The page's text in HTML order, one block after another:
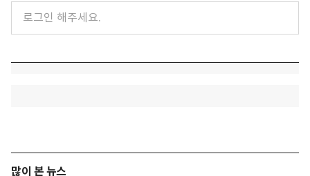
많이 본 뉴스